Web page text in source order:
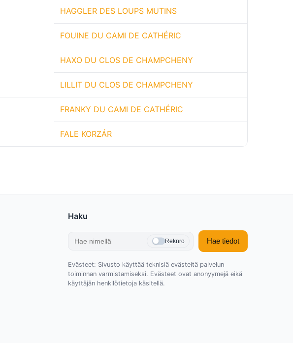
HAGGLER DES LOUPS MUTINS
FOUINE DU CAMI DE CATHÉRIC
HAXO DU CLOS DE CHAMPCHENY
LILLIT DU CLOS DE CHAMPCHENY
FRANKY DU CAMI DE CATHÉRIC
FALE KORZÁR
Haku
Reknro Hae tiedot
Evästeet: Sivusto käyttää teknisiä evästeitä palvelun
toiminnan varmistamiseksi. Evästeet ovat anonyymejä eikä
käyttäjän henkilötietoja käsitellä.